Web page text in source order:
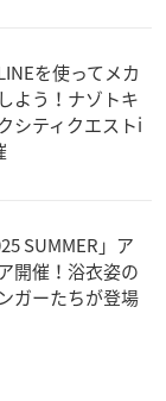
を使ってメカ
よう！ナゾトキ
シティクエストi
SUMMER」ア
開催！浴衣姿の
ガーたちが登場